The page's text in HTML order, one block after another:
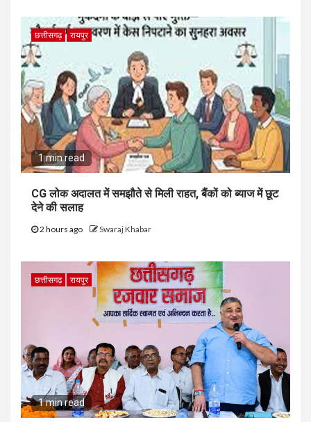
छत्तीसगढ़ रायपुर
1 min read
CG लोक अदालत में समझौते से मिली राहत, बैंकों को ब्याज में छूट
देने की सलाह
2 hours ago Swaraj Khabar
छत्तीसगढ़ रायपुर
1 min read